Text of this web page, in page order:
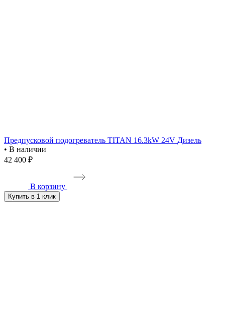
Предпусковой подогреватель TITAN 16.3kW 24V Дизель
• В наличии
42 400 ₽
В корзину
Купить в 1 клик